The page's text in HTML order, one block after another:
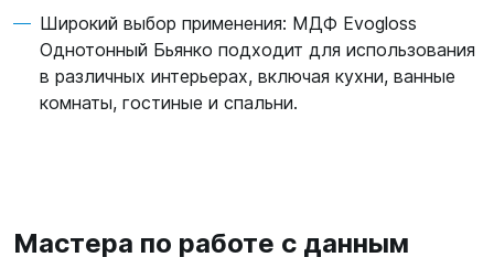
Широкий выбор применения: МДФ Evogloss
Однотонный Бьянко подходит для использования
в различных интерьерах, включая кухни, ванные
комнаты, гостиные и спальни.
Мастера по работе с данным